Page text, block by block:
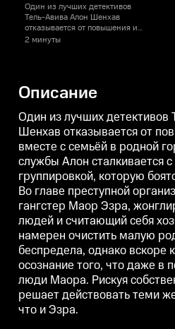
Один из лучших детективов
Тель-Авива Алон Шенхав
отказывается от повышения и
переезжает вместе с семьёй в
даже полицейские. Во главе
преступной организации стоит
крупный гангстер Маор Эзра,
жонглирующий жизнями людей
и считающий себя хозяином
города. Алон намерен очистить
малую родину от
криминального беспредела,
однако вскоре к нему приходит
осознание того, что даже в
полиции работают люди Маора.
Рискуя собственной жизнью,
детектив решает действовать
теми же грязными методами,
что и Эзра.
2 минуты
Описание
Один из лучших детективов
Шенхав отказывается от
вместе с семьёй в родной
службы Алон сталкивается
группировкой, которую
Во главе преступной
гангстер Маор Эзра,
людей и считающий себя
намерен очистить малую
беспредела, однако вскоре
осознание того, что даже в
люди Маора. Рискуя
решает действовать теми
что и Эзра.